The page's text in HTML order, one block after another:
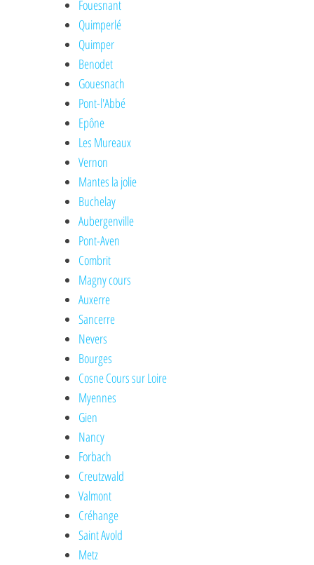
Fouesnant
Quimperlé
Quimper
Benodet
Gouesnach
Pont-l'Abbé
Epône
Les Mureaux
Vernon
Mantes la jolie
Buchelay
Aubergenville
Pont-Aven
Combrit
Magny cours
Auxerre
Sancerre
Nevers
Bourges
Cosne Cours sur Loire
Myennes
Gien
Nancy
Forbach
Creutzwald
Valmont
Créhange
Saint Avold
Metz